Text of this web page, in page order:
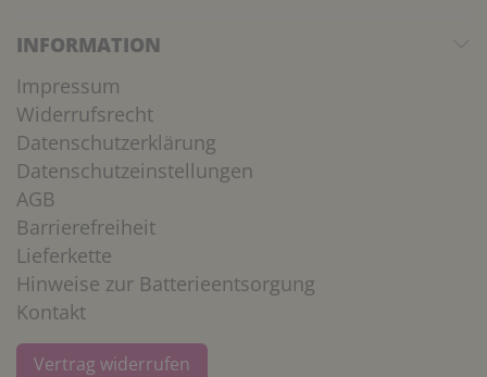
INFORMATION
Impressum
Widerrufsrecht
Datenschutzerklärung
Datenschutzeinstellungen
AGB
Barrierefreiheit
Lieferkette
Hinweise zur Batterieentsorgung
Kontakt
Vertrag widerrufen